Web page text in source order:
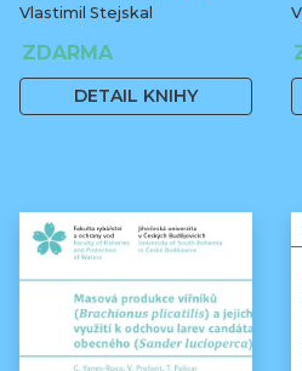
Vlastimil Stejskal
ZDARMA
DETAIL KNIHY